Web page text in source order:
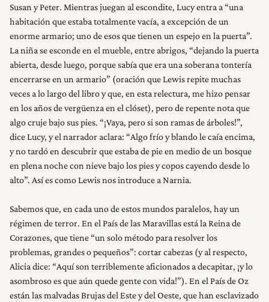
Susan y Peter. Mientras juegan al escondite, Lucy entra a “una
habitación que estaba totalmente vacía, a excepción de un
enorme armario; uno de esos que tienen un espejo en la puerta”.
La niña se esconde en el mueble, entre abrigos, “dejando la puerta
abierta, desde luego, porque sabía que era una soberana tontería
encerrarse en un armario” (oración que Lewis repite muchas
veces a lo largo del libro y que, en esta relectura, me hizo pensar
en los años de vergüenza en el clóset), pero de repente nota que
algo cruje bajo sus pies. “¡Vaya, pero si son ramas de árboles!”,
dice Lucy, y el narrador aclara: “Algo frío y blando le caía encima,
y no tardó en descubrir que estaba de pie en medio de un bosque
en plena noche con nieve bajo los pies y copos cayendo desde lo
alto”. Así es como Lewis nos introduce a Narnia.
Sabemos que, en cada uno de estos mundos paralelos, hay un
régimen de terror. En el País de las Maravillas está la Reina de
Corazones, que tiene “un solo método para resolver los
problemas, grandes o pequeños”: cortar cabezas (y al respecto,
Alicia dice: “Aquí son terriblemente aficionados a decapitar, ¡y lo
asombroso es que aún quede gente con vida!”). En el País de Oz
están las malvadas Brujas del Este y del Oeste, que han esclavizado